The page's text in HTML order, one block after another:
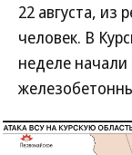
22 августа, из
человек. В
неделе